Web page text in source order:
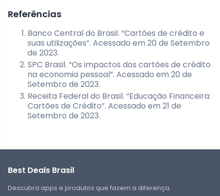
Referências
Banco Central do Brasil. “Cartões de crédito e
suas utilizações”. Acessado em 20 de Setembro
de 2023.
SPC Brasil. “Os impactos dos cartões de crédito
na economia pessoal”. Acessado em 20 de
Setembro de 2023.
Receita Federal do Brasil. “Educação Financeira:
Cartões de Crédito”. Acessado em 21 de
Setembro de 2023.
Best Deals Brasil
Descubra apps e produtos que fazem a diferença.